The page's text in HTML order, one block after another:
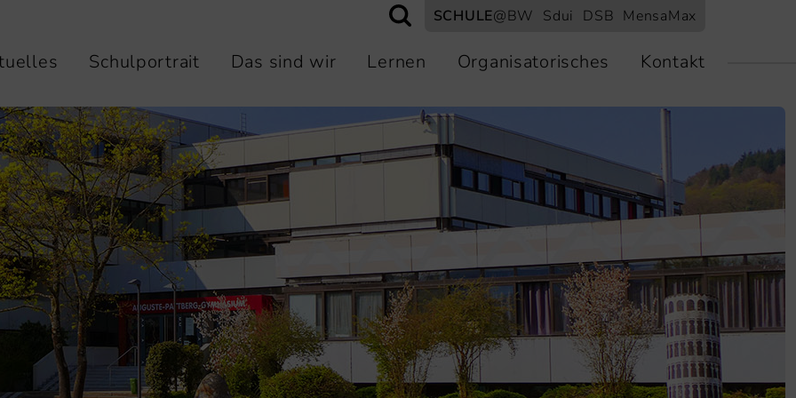
SCHULE@BW Sdui DSB MensaMax
Schulportrait Das sind wir Lernen Organisatorisches Kontakt